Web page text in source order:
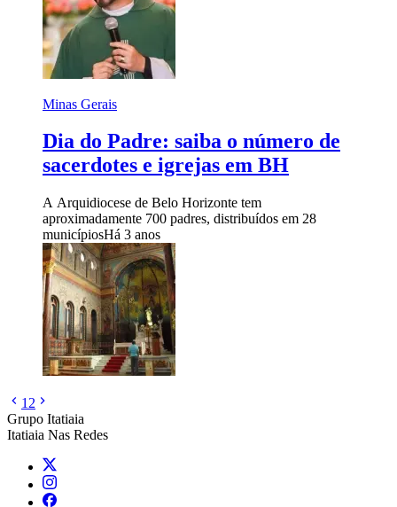
Minas Gerais
Dia do Padre: saiba o número de
sacerdotes e igrejas em BH
A Arquidiocese de Belo Horizonte tem
aproximadamente 700 padres, distribuídos em 28
municípiosHá 3 anos
1 2
Grupo Itatiaia
Itatiaia Nas Redes